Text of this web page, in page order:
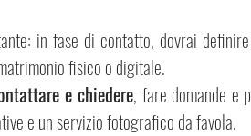
in fase di contatto, dovrai
fisico o digitale.
e chiedere, fare domande e
e un servizio fotografico da favola.